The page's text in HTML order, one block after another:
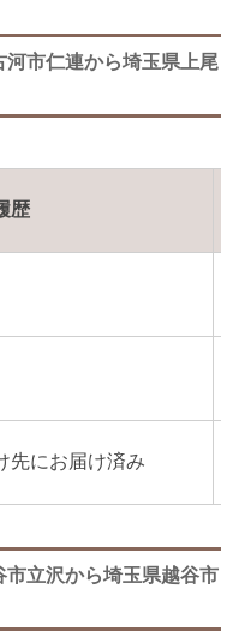
河市仁連から埼玉県上尾
歴
先にお届け済み
市立沢から埼玉県越谷市